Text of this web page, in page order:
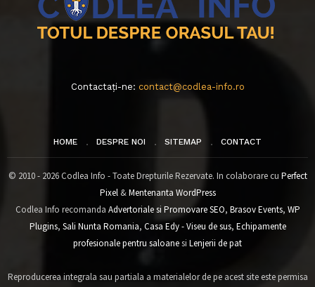
Contactați-ne: contact@codlea-info.ro
HOME DESPRE NOI SITEMAP CONTACT
© 2010 - 2026 Codlea Info - Toate Drepturile Rezervate. In colaborare cu Perfect
Pixel&Mentenanta WordPress
Codlea Info recomanda Advertoriale si Promovare SEO, Brasov Events, WP
Plugins, Sali Nunta Romania, Casa Edy - Viseu de sus, Echipamente
profesionale pentru saloanesi Lenjerii de pat
Reproducerea integrala sau partiala a materialelor de pe acest site este permisa